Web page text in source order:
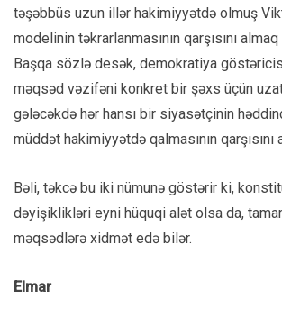
təşəbbüs uzun illər hakimiyyətdə olmuş
modelinin təkrarlanmasının qarşısını
Başqa sözlə desək, demokratiya
məqsəd vəzifəni konkret bir şəxs üçün
gələcəkdə hər hansı bir siyasətçinin
müddət hakimiyyətdə qalmasının qarşısını
Bəli, təkcə bu iki nümunə göstərir ki,
dəyişiklikləri eyni hüquqi alət olsa da,
məqsədlərə xidmət edə bilər.
Elmar